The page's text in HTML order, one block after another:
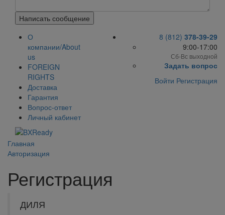
Написать сообщение
О
компании/About
us
FOREIGN
RIGHTS
Доставка
Гарантия
Вопрос-ответ
Личный кабинет
8 (812) 378-39-29
9:00-17:00
Сб-Вс выходной
Задать вопрос
Войти Регистрация
Главная
Авторизация
Регистрация
ДИЛЯ